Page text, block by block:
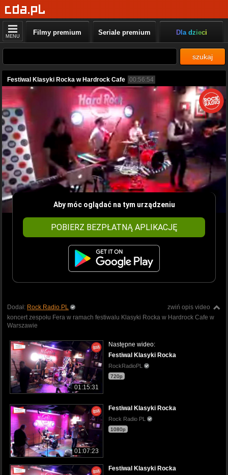
MENU Filmy premium Seriale premium Dla dzieci
szukaj
Festiwal Klasyki Rocka w Hardrock Cafe 00:56:54
Aby móc oglądać na tym urządzeniu
POBIERZ BEZPŁATNĄ APLIKACJĘ
zwiń opis video
Dodał: Rock Radio PL
koncert zespołu Fera w ramach festiwalu Klasyki Rocka w Hardrock Cafe w
Warszawie
01:15:31
Następne wideo:
Festiwal Klasyki Rocka
RockRadioPL
720p
01:07:23
Festiwal Klasyki Rocka
Rock Radio PL
1080p
Festiwal Klasyki Rocka